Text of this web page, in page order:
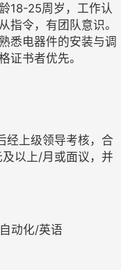
18-25周岁，工作认
指令，有团队意识。
悉电器件的安装与调
证书者优先。
经上级领导考核，合
及以上/月或面议，并
动化/英语